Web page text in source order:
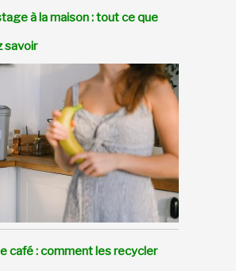
à la maison : tout ce que
savoir
café : comment les recycler